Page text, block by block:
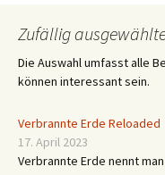
Zufällig
Die Auswahl umfasst alle
können interessant sein.
Verbrannte Erde Reloaded
17. April 2023
Verbrannte Erde nennt